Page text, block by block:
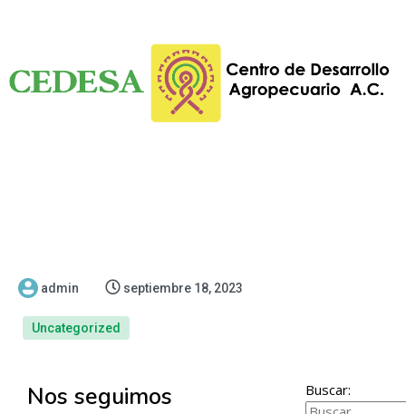
admin septiembre 18, 2023
Uncategorized
Nos seguimos
Buscar: